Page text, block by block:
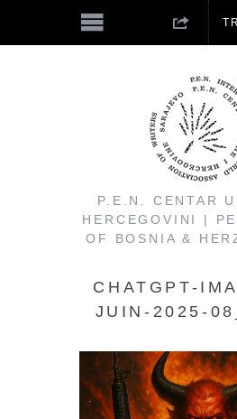
P.E.N. CENTAR
HERCEGOVINI |
OF BOSNIA &
CHATGPT-
JUIN-2025-